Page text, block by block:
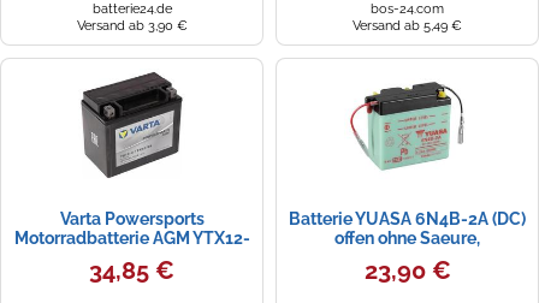
batterie24.de
Versand ab 3,90 €
bos-24.com
Versand ab 5,49 €
Varta Powersports
Motorradbatterie AGM YTX12-
4/YTX12-BS
34,85 €
Batterie YUASA 6N4B-2A (DC)
offen ohne Saeure,
6V/4Ah/CCA:A
(102x48x96mm)
23,90 €